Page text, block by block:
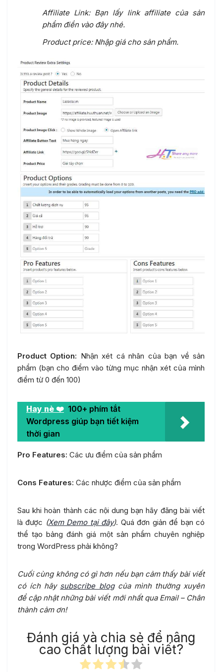
Affiliate Link: Bạn lấy link affiliate của sản
phẩm điền vào đây nhé.
Product price: Nhập giá cho sản phẩm.
Product Option: Nhận xét cá nhân của bạn về sản
phẩm (bạn cho điểm vào từng mục nhận xét của mình
điểm từ 0 đến 100)
Hay nè ❤️ 100+ phím tắt
Wordpress giúp bạn tiết kiệm
thời gian
Pro Features: Các ưu điểm của sản phẩm
Cons Features: Các nhược điểm của sản phẩm
Sau khi hoàn thành các nội dung bạn hãy đăng bài viết
là được (Xem Demo tại đây). Quá đơn giản để bạn có
thể tạo bảng đánh giá một sản phẩm chuyên nghiệp
trong WordPress phải không?
Cuối cùng không có gì hơn nếu bạn cảm thấy bài viết
có ích hãy subscribe blogcủa mình thường xuyên
để cập nhật những bài viết mới nhất qua Email – Chân
thành cảm ơn!
Đánh giá và chia sẻ để nâng
cao chất lượng bài viết?